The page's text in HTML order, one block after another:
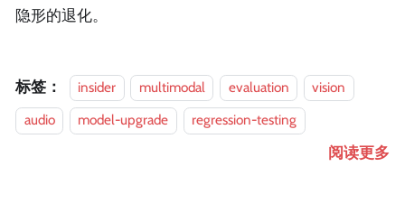
隐形的退化。
标签： insider multimodal evaluation
vision
audio
model-upgrade regression-testing
阅读更多